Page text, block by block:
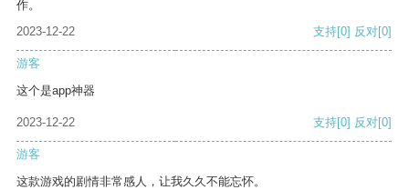
作。
2023-12-22
支持[0] 反对[0]
游客
这个是app神器
2023-12-22 支持[0] 反对[0]
游客
这款游戏的剧情非常感人，让我久久不能忘怀。